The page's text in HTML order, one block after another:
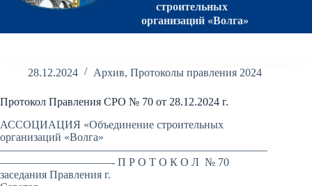
строительных
организаций «Волга»
28.12.2024 Архив, Протоколы правления 2024
Протокол Правления СРО № 70 от 28.12.2024 г.
АССОЦИАЦИЯ «Объединение строительных
организаций «Волга»
————————————————————————
——————————- П Р О Т О К О Л № 70
заседания Правления г.